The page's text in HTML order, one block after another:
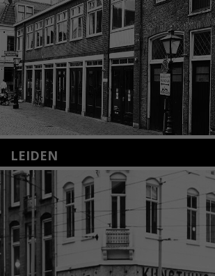
LEIDEN
Nieuwstraat 35
2312 KA Leiden
+31(0)71 – 52 84 480
info@kunsthuisleiden.nl
Lees meer